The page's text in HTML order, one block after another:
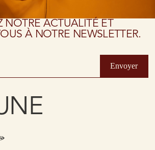
NOTRE ACTUALITÉ ET
À NOTRE NEWSLETTER.